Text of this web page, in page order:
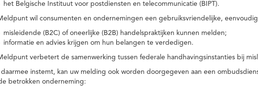
het Belgische Instituut voor postdiensten en telecommunicatie (BIPT).
wil consumenten en ondernemingen een gebruiksvriendelijke,
misleidende (B2C) of oneerlijke (B2B) handelspraktijken kunnen melden;
informatie en advies krijgen om hun belangen te verdedigen.
verbetert de samenwerking tussen federale handhavingsinstanties bij
daarmee instemt, kan uw melding ook worden doorgegeven aan een
betrokken onderneming: